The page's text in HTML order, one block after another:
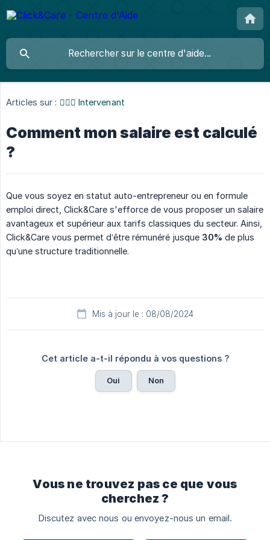
Articles sur : 👩🏼‍⚕️ Intervenant
Comment mon salaire est calculé
?
Que vous soyez en statut auto-entrepreneur ou en formule
emploi direct, Click&Care s'efforce de vous proposer un salaire
avantageux et supérieur aux tarifs classiques du secteur. Ainsi,
Click&Care vous permet d’être rémunéré jusque 30% de plus
qu’une structure traditionnelle.
Mis à jour le : 08/08/2024
Cet article a-t-il répondu à vos questions ?
Oui Non
Vous ne trouvez pas ce que vous
cherchez ?
Discutez avec nous ou envoyez-nous un email.